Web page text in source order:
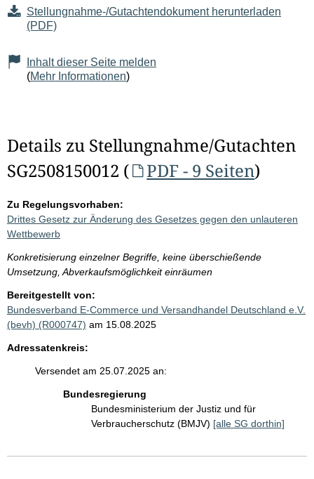
Stellungnahme-/Gutachtendokument herunterladen
(PDF)
Inhalt dieser Seite melden
(Mehr Informationen)
Details zu Stellungnahme/Gutachten
SG2508150012 (
PDF - 9 Seiten)
Zu Regelungsvorhaben:
Drittes Gesetz zur Änderung des Gesetzes gegen den unlauteren
Wettbewerb
Konkretisierung einzelner Begriffe, keine überschießende
Umsetzung, Abverkaufsmöglichkeit einräumen
Bereitgestellt von:
Bundesverband E-Commerce und Versandhandel Deutschland e.V.
(bevh) (R000747) am 15.08.2025
Adressatenkreis:
Versendet am 25.07.2025 an:
Bundesregierung
Bundesministerium der Justiz und für
Verbraucherschutz (BMJV) [alle SG dorthin]